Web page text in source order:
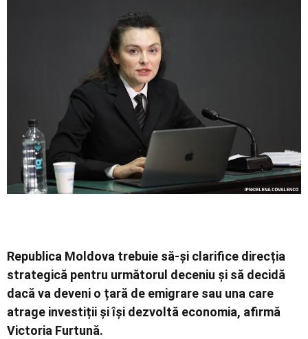
Republica Moldova trebuie să-și clarifice direcția
strategică pentru următorul deceniu și să decidă
dacă va deveni o țară de emigrare sau una care
atrage investiții și își dezvoltă economia, afirmă
Victoria Furtună.